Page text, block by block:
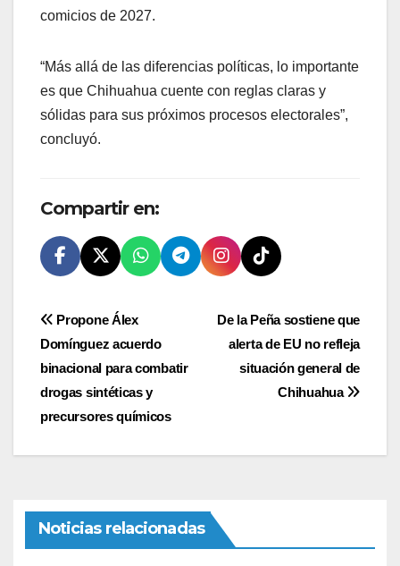
comicios de 2027.
“Más allá de las diferencias políticas, lo importante
es que Chihuahua cuente con reglas claras y
sólidas para sus próximos procesos electorales”,
concluyó.
Compartir en:
Navegación
de
entradas
De la Peña sostiene que
alerta de EU no refleja
situación general de
Chihuahua
Propone Álex
Domínguez acuerdo
binacional para combatir
drogas sintéticas y
precursores químicos
Noticias relacionadas